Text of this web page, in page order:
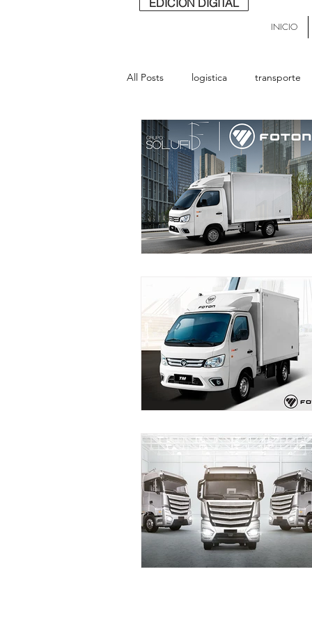
EDICIÓN DIGITAL
INICIO
All Posts logistica transporte
buses lideres última milla